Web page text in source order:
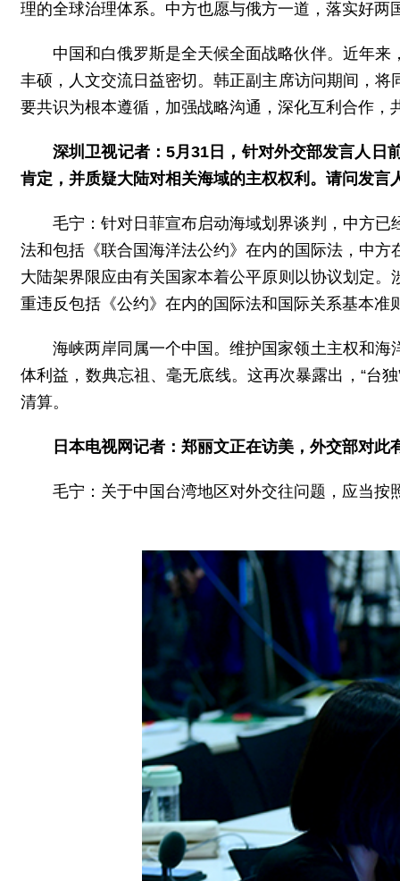
理的全球治理体系。中方也愿与俄方一道，落实好
中国和白俄罗斯是全天候全面战略伙伴。近年
丰硕，人文交流日益密切。韩正副主席访问期间，
要共识为根本遵循，加强战略沟通，深化互利合作
深圳卫视记者：5月31日，针对外交部发言人日
肯定，并质疑大陆对相关海域的主权权利。请问发言
毛宁：针对日菲宣布启动海域划界谈判，中方
法和包括《联合国海洋法公约》在内的国际法，中
大陆架界限应由有关国家本着公平原则以协议划定
重违反包括《公约》在内的国际法和国际关系基本
海峡两岸同属一个中国。维护国家领土主权和
体利益，数典忘祖、毫无底线。这再次暴露出，“台
清算。
日本电视网记者：郑丽文正在访美，外交部对此
毛宁：关于中国台湾地区对外交往问题，应当按